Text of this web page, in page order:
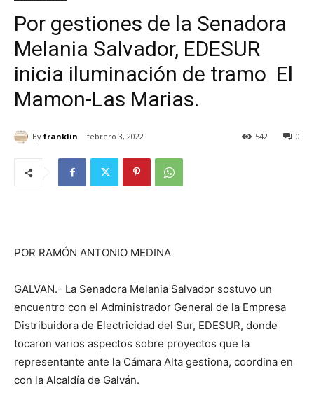
Por gestiones de la Senadora
Melania Salvador, EDESUR
inicia iluminación de tramo El
Mamon-Las Marias.
By franklin febrero 3, 2022 0
542
POR RAMÓN ANTONIO MEDINA
GALVAN.- La Senadora Melania Salvador sostuvo un
encuentro con el Administrador General de la Empresa
Distribuidora de Electricidad del Sur, EDESUR, donde
tocaron varios aspectos sobre proyectos que la
representante ante la Cámara Alta gestiona, coordina en
con la Alcaldía de Galván.